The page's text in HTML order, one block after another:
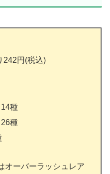
242円(税込)
種
種
オーバーラッシュレア